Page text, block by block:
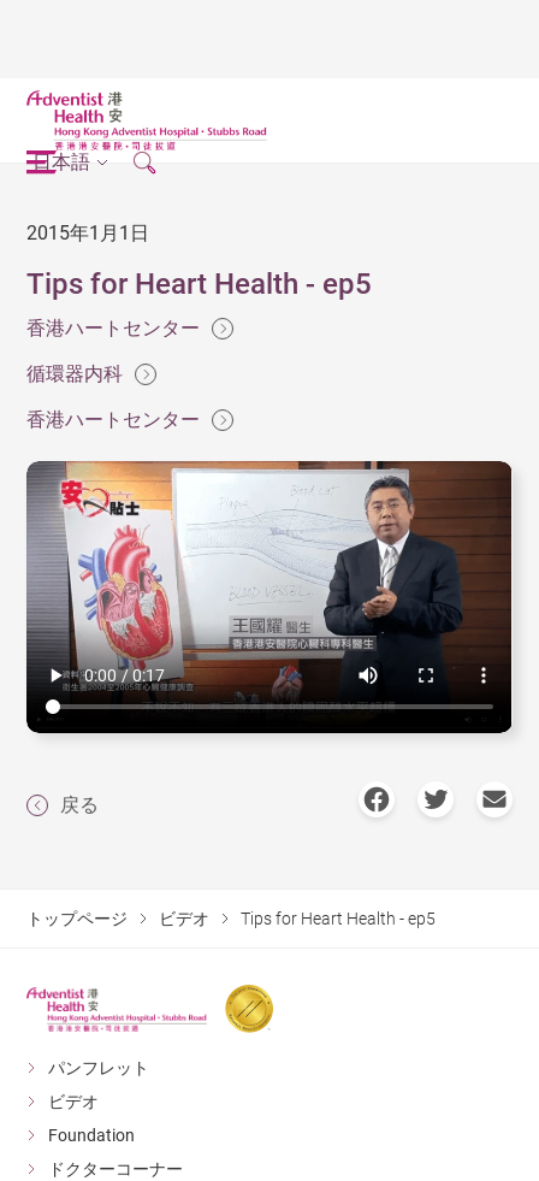
日本語
2015年1月1日
Tips for Heart Health - ep5
香港ハートセンター
循環器内科
香港ハートセンター
戻る
トップページ ビデオ Tips for Heart Health - ep5
パンフレット
ビデオ
Foundation
ドクターコーナー